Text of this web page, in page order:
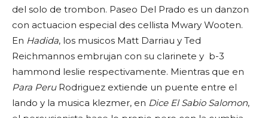
del solo de trombon. Paseo Del Prado es un danzon
con actuacion especial des cellista Mwary Wooten.
En Hadida, los musicos Matt Darriau y Ted
Reichmannos embrujan con su clarinete y b-3
hammond leslie respectivamente. Mientras que en
Para PeruRodriguez extiende un puente entre el
lando y la musica klezmer, en Dice El Sabio Salomon,